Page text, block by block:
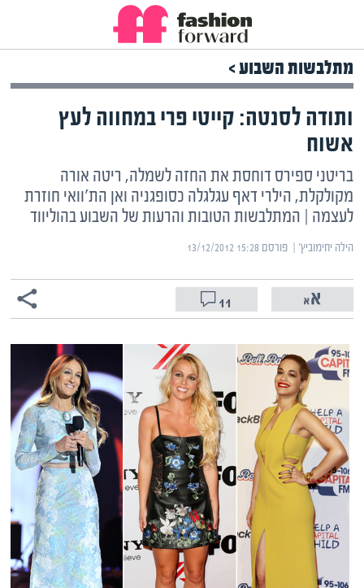
מתלבשות השבוע >
ותודה לסנטה: קייטי פרי במחווה לעץ
אשוח
בריטני ספירס דוחסת את החזה לשמלה, ריטה אורה
מקולקלת, הילרי דאף עגלגלה כסופגניה ואן הת'וואי חוזרת
לעצמה | המתלבשות הטובות והרעות של השבוע בהוליווד
הילה יחימוביץ' | ‏פורסם ‎13/12/2012 15:28
11